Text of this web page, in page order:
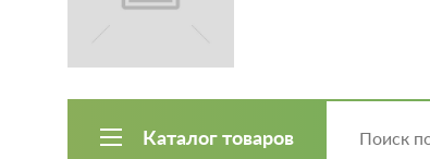
Каталог товаров